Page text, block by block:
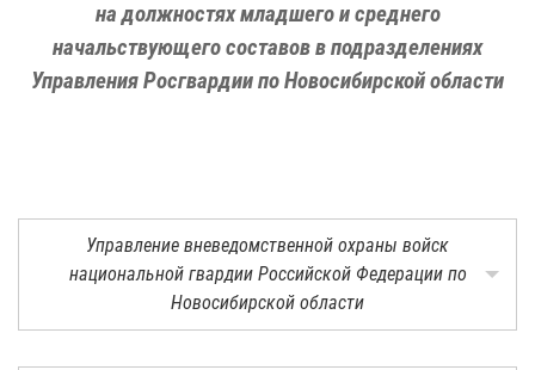
на должностях младшего и среднего
начальствующего составов в подразделениях
Управления Росгвардии по Новосибирской области
Управление вневедомственной охраны войск
национальной гвардии Российской Федерации по
Новосибирской области